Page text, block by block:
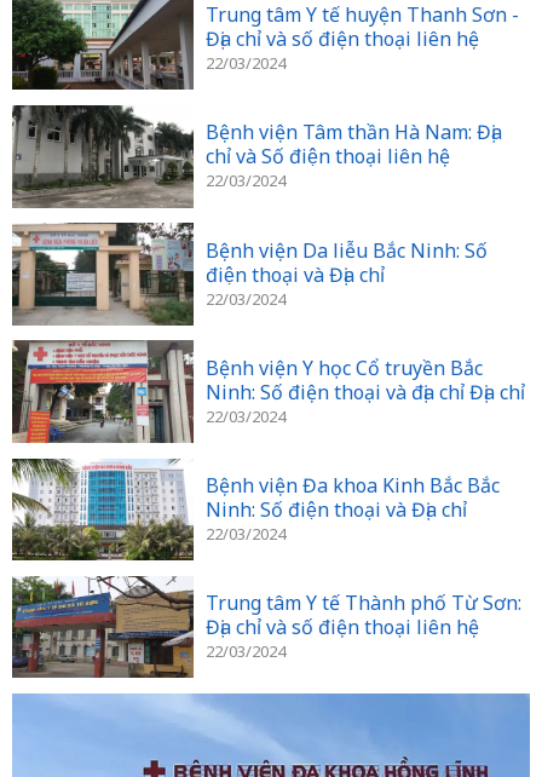
Trung tâm Y tế huyện Thanh Sơn -
Địa chỉ và số điện thoại liên hệ
22/03/2024
Bệnh viện Tâm thần Hà Nam: Địa
chỉ và Số điện thoại liên hệ
22/03/2024
Bệnh viện Da liễu Bắc Ninh: Số
điện thoại và Địa chỉ
22/03/2024
Bệnh viện Y học Cổ truyền Bắc
Ninh: Số điện thoại và địa chỉ Địa chỉ
22/03/2024
Bệnh viện Đa khoa Kinh Bắc Bắc
Ninh: Số điện thoại và Địa chỉ
22/03/2024
Trung tâm Y tế Thành phố Từ Sơn:
Địa chỉ và số điện thoại liên hệ
22/03/2024